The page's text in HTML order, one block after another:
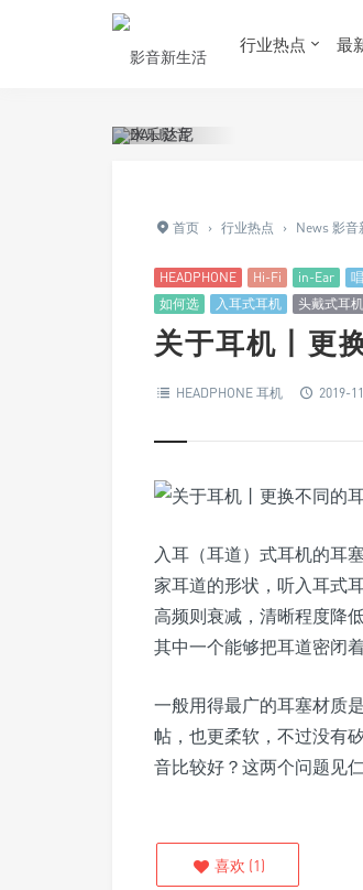
行业热点 最
首页 › 行业热点 › News 影音
HEADPHONE Hi-Fi in-Ear
如何选
入耳式耳机 头戴式耳机
关于耳机丨更
HEADPHONE 耳机 2019-
入耳（耳道）式耳机的耳
家耳道的形状，听入耳式
高频则衰减，清晰程度降
其中一个能够把耳道密闭着
一般用得最广的耳塞材质
帖，也更柔软，不过没有
音比较好？这两个问题见
喜欢 (1)